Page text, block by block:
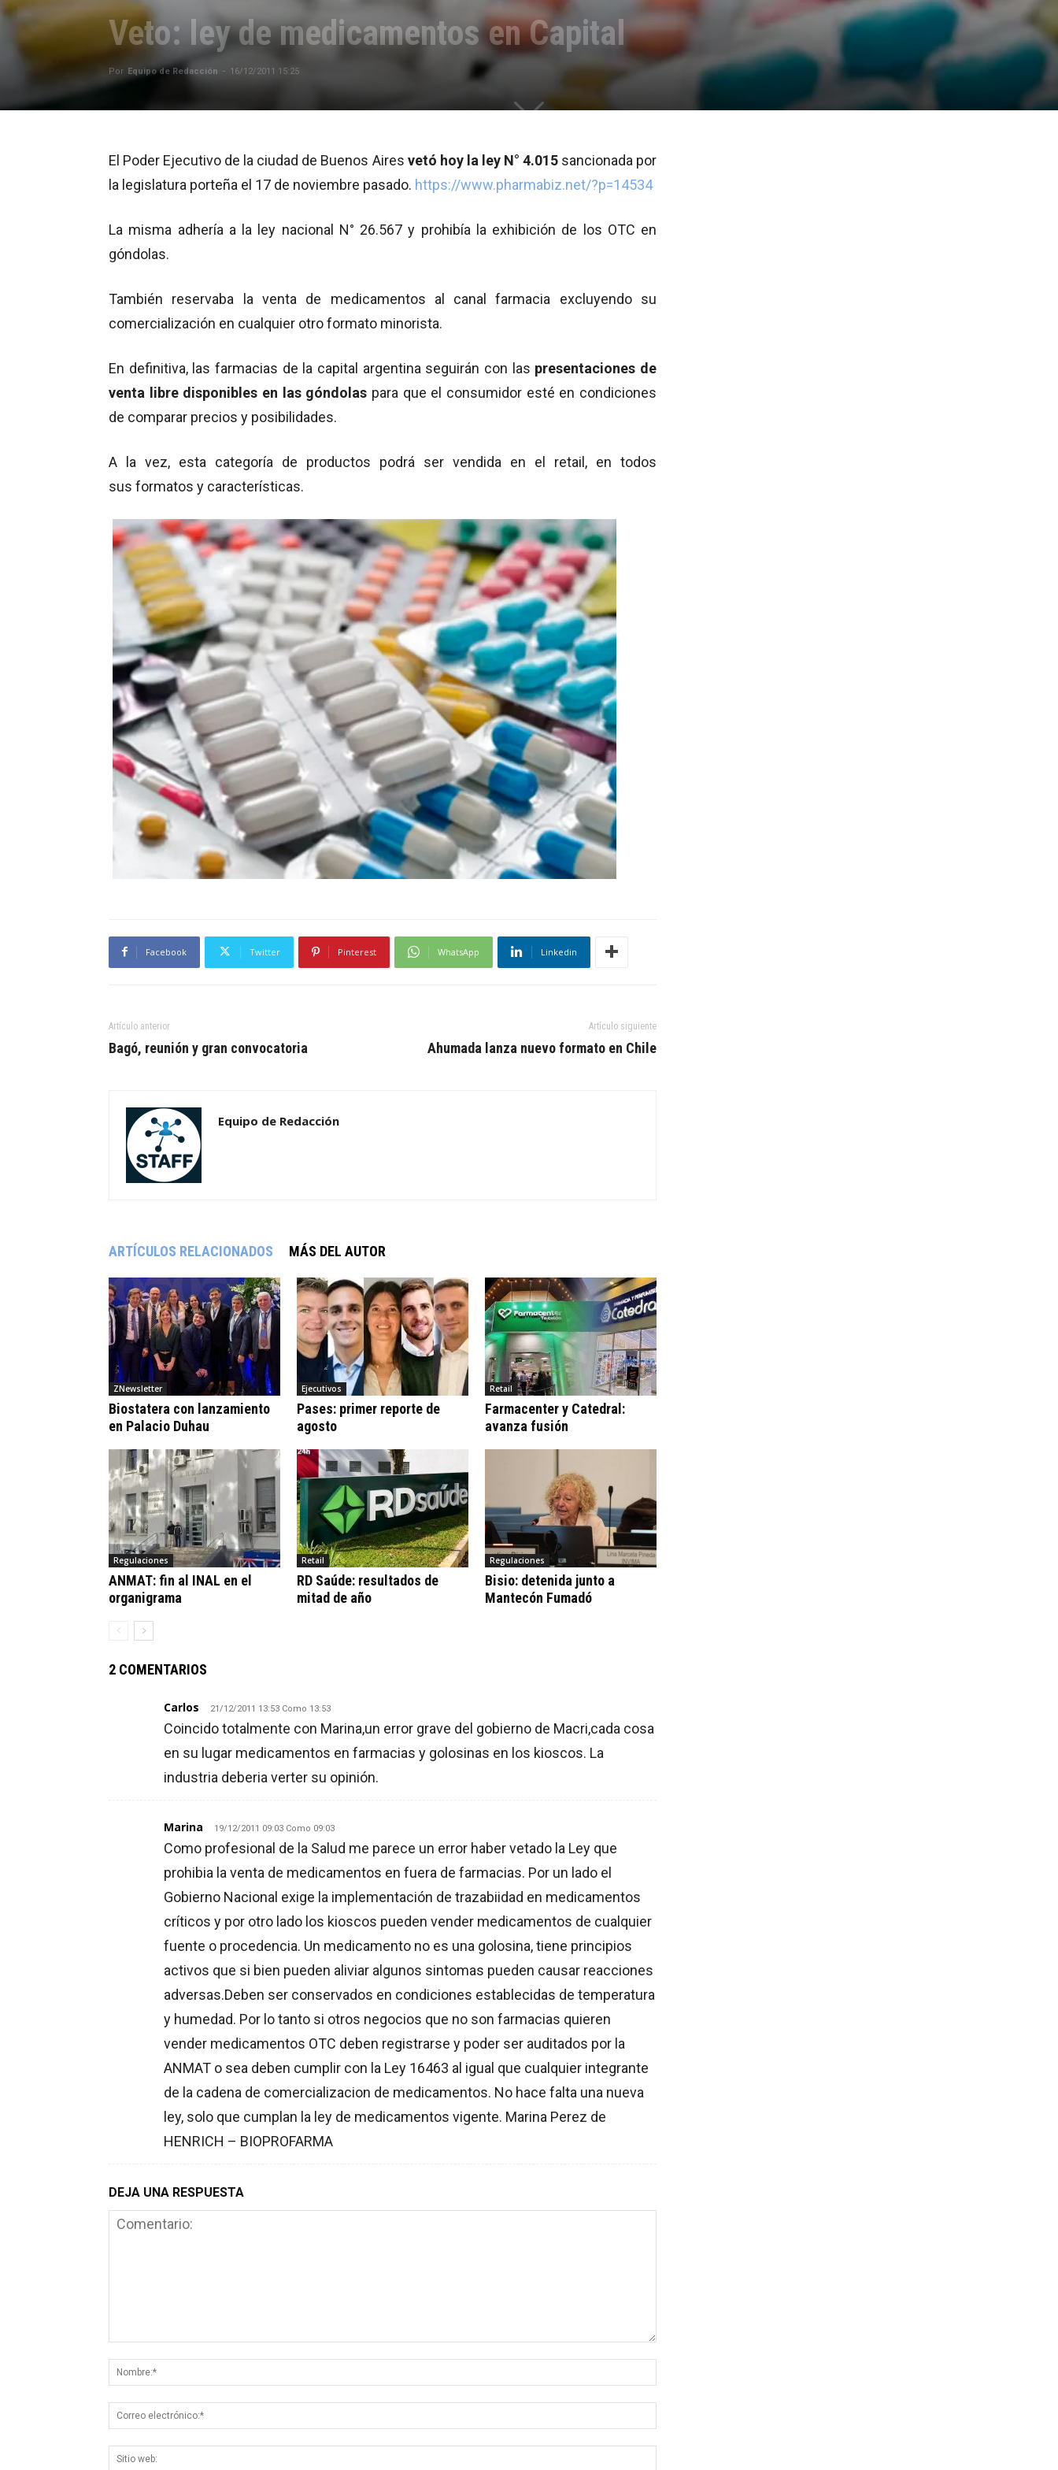
Veto: ley de medicamentos en Capital
Por Equipo de Redacción - 16/12/2011 15:25
El Poder Ejecutivo de la ciudad de Buenos Aires vetó hoy la ley N° 4.015 sancionada por
la legislatura porteña el 17 de noviembre pasado. https://www.pharmabiz.net/?p=14534
La misma adhería a la ley nacional N° 26.567 y prohibía la exhibición de los OTC en
góndolas.
También reservaba la venta de medicamentos al canal farmacia excluyendo su
comercialización en cualquier otro formato minorista.
En definitiva, las farmacias de la capital argentina seguirán con las presentaciones de
venta libre disponibles en las góndolas para que el consumidor esté en condiciones
de comparar precios y posibilidades.
A la vez, esta categoría de productos podrá ser vendida en el retail, en todos
sus formatos y características.
Facebook Twitter Pinterest WhatsApp Linkedin
Artículo anterior
Bagó, reunión y gran convocatoria
Artículo siguiente
Ahumada lanza nuevo formato en Chile
Equipo de Redacción
ARTÍCULOS RELACIONADOS MÁS DEL AUTOR
ZNewsletter
Biostatera con lanzamiento
en Palacio Duhau
Ejecutivos
Pases: primer reporte de
agosto
Retail
Farmacenter y Catedral:
avanza fusión
Regulaciones
ANMAT: fin al INAL en el
organigrama
Retail
RD Saúde: resultados de
mitad de año
Regulaciones
Bisio: detenida junto a
Mantecón Fumadó
2 COMENTARIOS
Carlos 21/12/2011 13:53 Como 13:53
Coincido totalmente con Marina,un error grave del gobierno de Macri,cada cosa
en su lugar medicamentos en farmacias y golosinas en los kioscos. La
industria deberia verter su opinión.
Marina 19/12/2011 09:03 Como 09:03
Como profesional de la Salud me parece un error haber vetado la Ley que
prohibia la venta de medicamentos en fuera de farmacias. Por un lado el
Gobierno Nacional exige la implementación de trazabiidad en medicamentos
críticos y por otro lado los kioscos pueden vender medicamentos de cualquier
fuente o procedencia. Un medicamento no es una golosina, tiene principios
activos que si bien pueden aliviar algunos sintomas pueden causar reacciones
adversas.Deben ser conservados en condiciones establecidas de temperatura
y humedad. Por lo tanto si otros negocios que no son farmacias quieren
vender medicamentos OTC deben registrarse y poder ser auditados por la
ANMAT o sea deben cumplir con la Ley 16463 al igual que cualquier integrante
de la cadena de comercializacion de medicamentos. No hace falta una nueva
ley, solo que cumplan la ley de medicamentos vigente. Marina Perez de
HENRICH – BIOPROFARMA
DEJA UNA RESPUESTA